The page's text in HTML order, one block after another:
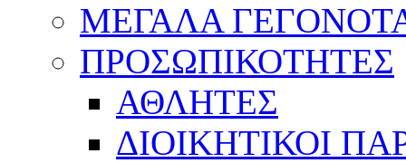
ΜΕΓΑΛΑ
ΠΡΟΣΩΠΙΚΟΤΗΤΕΣ
ΑΘΛΗΤΕΣ
ΔΙΟΙΚΗΤΙΚΟΙ